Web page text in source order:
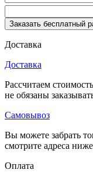
Заказать бесплатный
Доставка
Доставка
Рассчитаем
не обязаны
Самовывоз
Вы можете забрать
смотрите адреса
Оплата